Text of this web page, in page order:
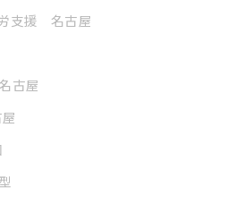
支援 名古屋
古屋